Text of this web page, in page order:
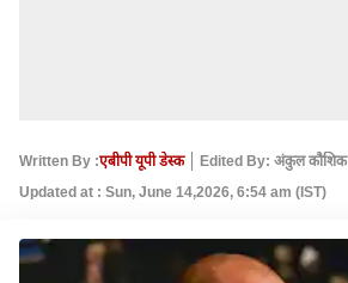
Written By :एबीपी यूपी डेस्क
Edited By: अंकुल कौशिक
Updated at : Sun, June 14,2026, 6:54 am (IST)